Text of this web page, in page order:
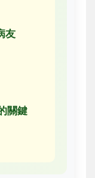
友
關鍵